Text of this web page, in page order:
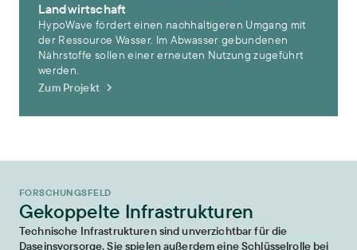
Landwirtschaft
HypoWave fördert einen nachhaltigeren Umgang mit
der Ressource Wasser. Im Abwasser gebundenen
Nährstoffe sollen einer erneuten Nutzung zugeführt
werden.
Zum Projekt
FORSCHUNGSFELD
Gekoppelte Infrastrukturen
Technische Infrastrukturen sind unverzichtbar für die
Daseinsvorsorge. Sie spielen außerdem eine Schlüsselrolle bei